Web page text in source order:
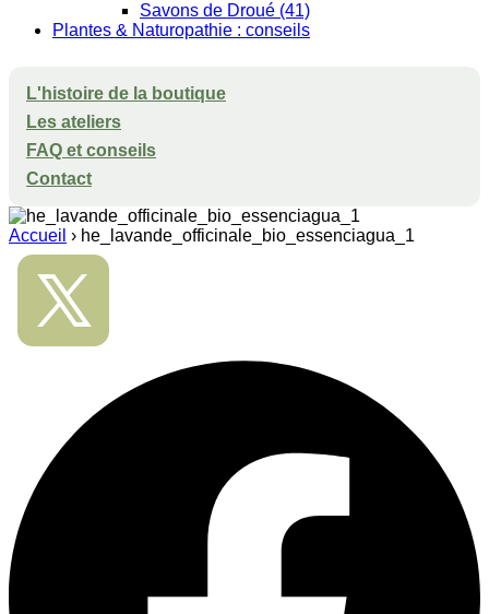
Savons de Droué (41)
Plantes & Naturopathie : conseils
L'histoire de la boutique
Les ateliers
FAQ et conseils
Contact
Accueil › he_lavande_officinale_bio_essenciagua_1